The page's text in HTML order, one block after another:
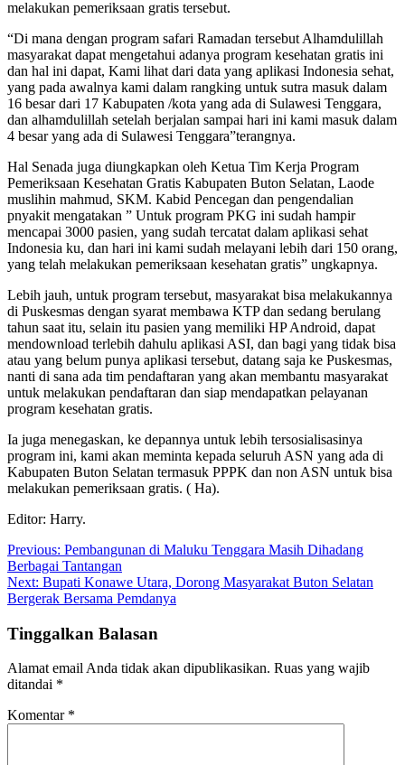
melakukan pemeriksaan gratis tersebut.
“Di mana dengan program safari Ramadan tersebut Alhamdulillah
masyarakat dapat mengetahui adanya program kesehatan gratis ini
dan hal ini dapat, Kami lihat dari data yang aplikasi Indonesia sehat,
yang pada awalnya kami dalam rangking untuk sutra masuk dalam
16 besar dari 17 Kabupaten /kota yang ada di Sulawesi Tenggara,
dan alhamdulillah setelah berjalan sampai hari ini kami masuk dalam
4 besar yang ada di Sulawesi Tenggara”terangnya.
Hal Senada juga diungkapkan oleh Ketua Tim Kerja Program
Pemeriksaan Kesehatan Gratis Kabupaten Buton Selatan, Laode
muslihin mahmud, SKM. Kabid Pencegan dan pengendalian
pnyakit mengatakan ” Untuk program PKG ini sudah hampir
mencapai 3000 pasien, yang sudah tercatat dalam aplikasi sehat
Indonesia ku, dan hari ini kami sudah melayani lebih dari 150 orang,
yang telah melakukan pemeriksaan kesehatan gratis” ungkapnya.
Lebih jauh, untuk program tersebut, masyarakat bisa melakukannya
di Puskesmas dengan syarat membawa KTP dan sedang berulang
tahun saat itu, selain itu pasien yang memiliki HP Android, dapat
mendownload terlebih dahulu aplikasi ASI, dan bagi yang tidak bisa
atau yang belum punya aplikasi tersebut, datang saja ke Puskesmas,
nanti di sana ada tim pendaftaran yang akan membantu masyarakat
untuk melakukan pendaftaran dan siap mendapatkan pelayanan
program kesehatan gratis.
Ia juga menegaskan, ke depannya untuk lebih tersosialisasinya
program ini, kami akan meminta kepada seluruh ASN yang ada di
Kabupaten Buton Selatan termasuk PPPK dan non ASN untuk bisa
melakukan pemeriksaan gratis. ( Ha).
Editor: Harry.
Navigasi
pos
Previous: Pembangunan di Maluku Tenggara Masih Dihadang
Berbagai Tantangan
Next: Bupati Konawe Utara, Dorong Masyarakat Buton Selatan
Bergerak Bersama Pemdanya
Tinggalkan Balasan
Alamat email Anda tidak akan dipublikasikan. Ruas yang wajib
ditandai *
Komentar *